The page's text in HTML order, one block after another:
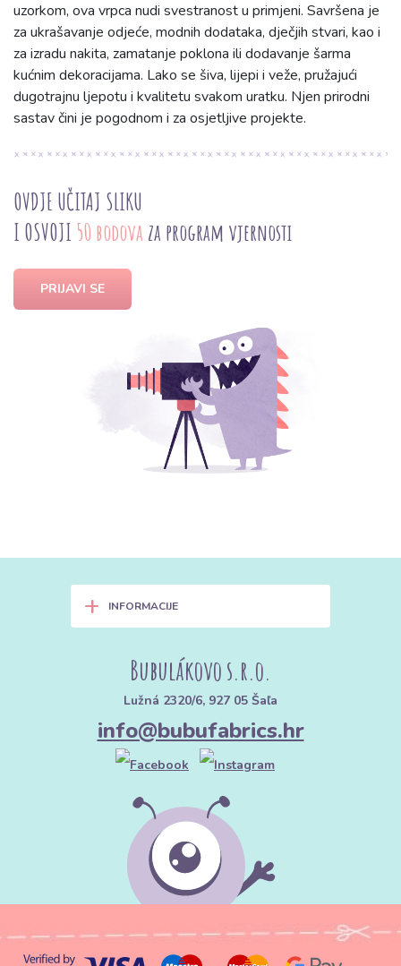
uzorkom, ova vrpca nudi svestranost u primjeni. Savršena je
za ukrašavanje odjeće, modnih dodataka, dječjih stvari, kao i
za izradu nakita, zamatanje poklona ili dodavanje šarma
kućnim dekoracijama. Lako se šiva, lijepi i veže, pružajući
dugotrajnu ljepotu i kvalitetu svakom uratku. Njen prirodni
sastav čini je pogodnom i za osjetljive projekte.
OVDJE UČITAJ SLIKU
I OSVOJI 50 bodova za program vjernosti
PRIJAVI SE
+ INFORMACIJE
Bubulákovo s.r.o.
Lužná 2320/6, 927 05 Šaľa
info@bubufabrics.hr